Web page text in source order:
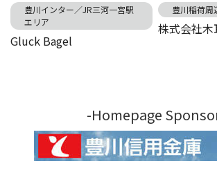
豊川インター／JR三河一宮駅
エリア
Gluck Bagel
豊川稲荷周
株式会社
-Homepage